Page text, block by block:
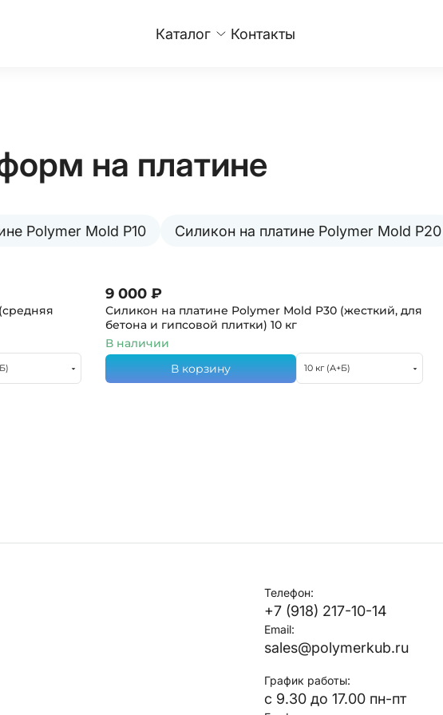
Каталог Контакты
на платине
Polymer Mold P10 Силикон на платине Polymer Mold P20
9 000 ₽
Силикон на платине Polymer Mold P30 (жесткий, для
бетона и гипсовой плитки) 10 кг
В наличии
В корзину
10 кг (А+Б)
Телефон:
+7 (918) 217-10-14
Email:
sales@polymerkub.ru
График работы:
с 9.30 до 17.00 пн-пт